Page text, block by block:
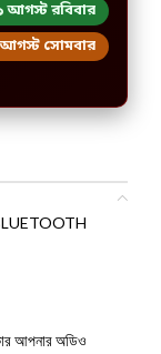
আগস্ট রবিবার
সোমবার
আপনার অডিও